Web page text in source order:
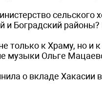
сельского
и Боградский
только к Храму, но и
музыки Ольге
о вкладе Хакасии